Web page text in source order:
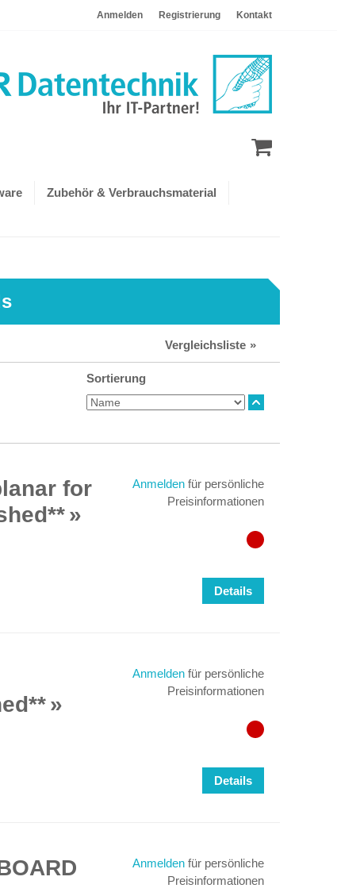
Anmelden Registrierung Kontakt
Zubehör & Verbrauchsmaterial
Vergleichsliste
Sortierung
for
Anmelden für persönliche
Preisinformationen
Details
Anmelden für persönliche
Preisinformationen
Details
Anmelden für persönliche
Preisinformationen